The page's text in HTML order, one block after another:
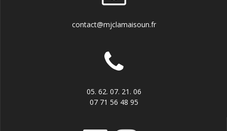
contact@mjclamaisoun.fr
05. 62. 07. 21. 06
07 71 56 48 95